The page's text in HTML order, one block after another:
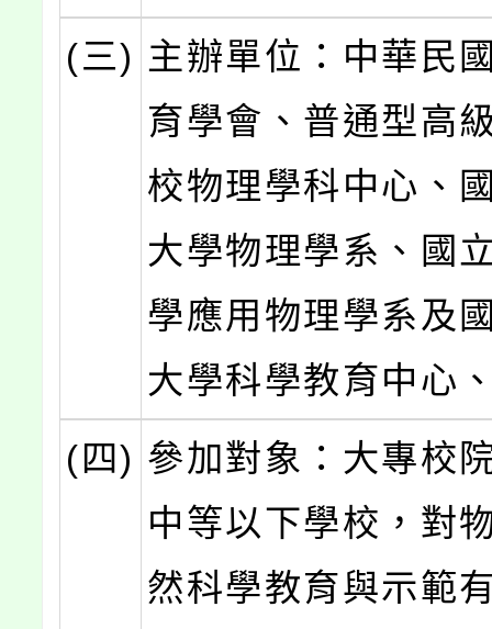
(三) 主辦單位：中華民
育學會、普通型高
校物理學科中心、
大學物理學系、國
學應用物理學系及
大學科學教育中心
(四) 參加對象：大專校
中等以下學校，對
然科學教育與示範